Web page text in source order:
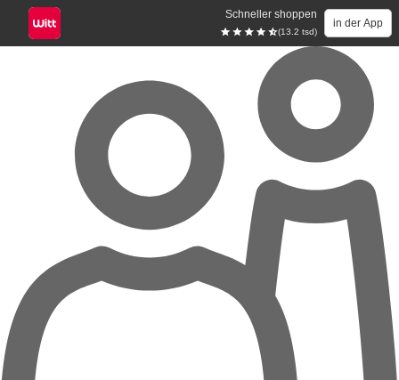
Schneller shoppen
(13.2 tsd)
in der App